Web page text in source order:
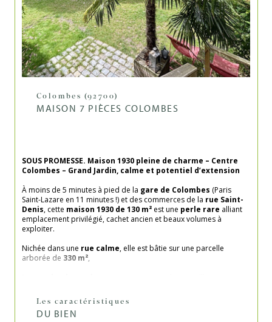
Colombes (92700)
MAISON 7 PIÈCES COLOMBES
SOUS PROMESSE. Maison 1930 pleine de charme – Centre
Colombes – Grand Jardin, calme et potentiel d’extension
À moins de 5 minutes à pied de la gare de Colombes (Paris
Saint-Lazare en 11 minutes !) et des commerces de la rue Saint-
Denis, cette maison 1930 de 130 m² est une perle rare alliant
emplacement privilégié, cachet ancien et beaux volumes à
exploiter.
Nichée dans une rue calme, elle est bâtie sur une parcelle
arborée de 330 m²,
Au 1er étage : trois belles chambres, une salle de bains, des WC,
avec la possibilité d’ajouter une seconde salle d’eau.
Les caractéristiques
DU BIEN